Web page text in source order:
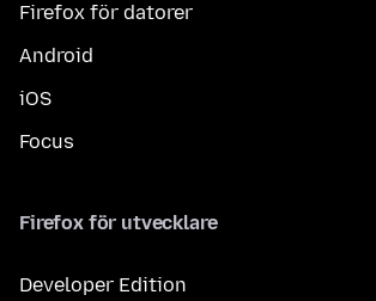
Firefox för datorer
Android
iOS
Focus
Firefox för utvecklare
Developer Edition